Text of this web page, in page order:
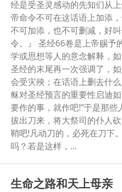
经是受圣灵感动的先知们从
帝命令不可在这话语上加添
不可加添，也不可删减，好
令。』 圣经66卷是上帝赐予
学或思想等人的意念解释，
圣经的末尾再一次强调了，
会受灾殃；在话语上删去什
稣对圣经预言的重要性启迪
要作的事，就作吧!”于是那
拔出刀来，将大祭司的仆人
鞘吧!凡动刀的，必死在刀下
吗？若是这样，...
生命之路和天上母亲